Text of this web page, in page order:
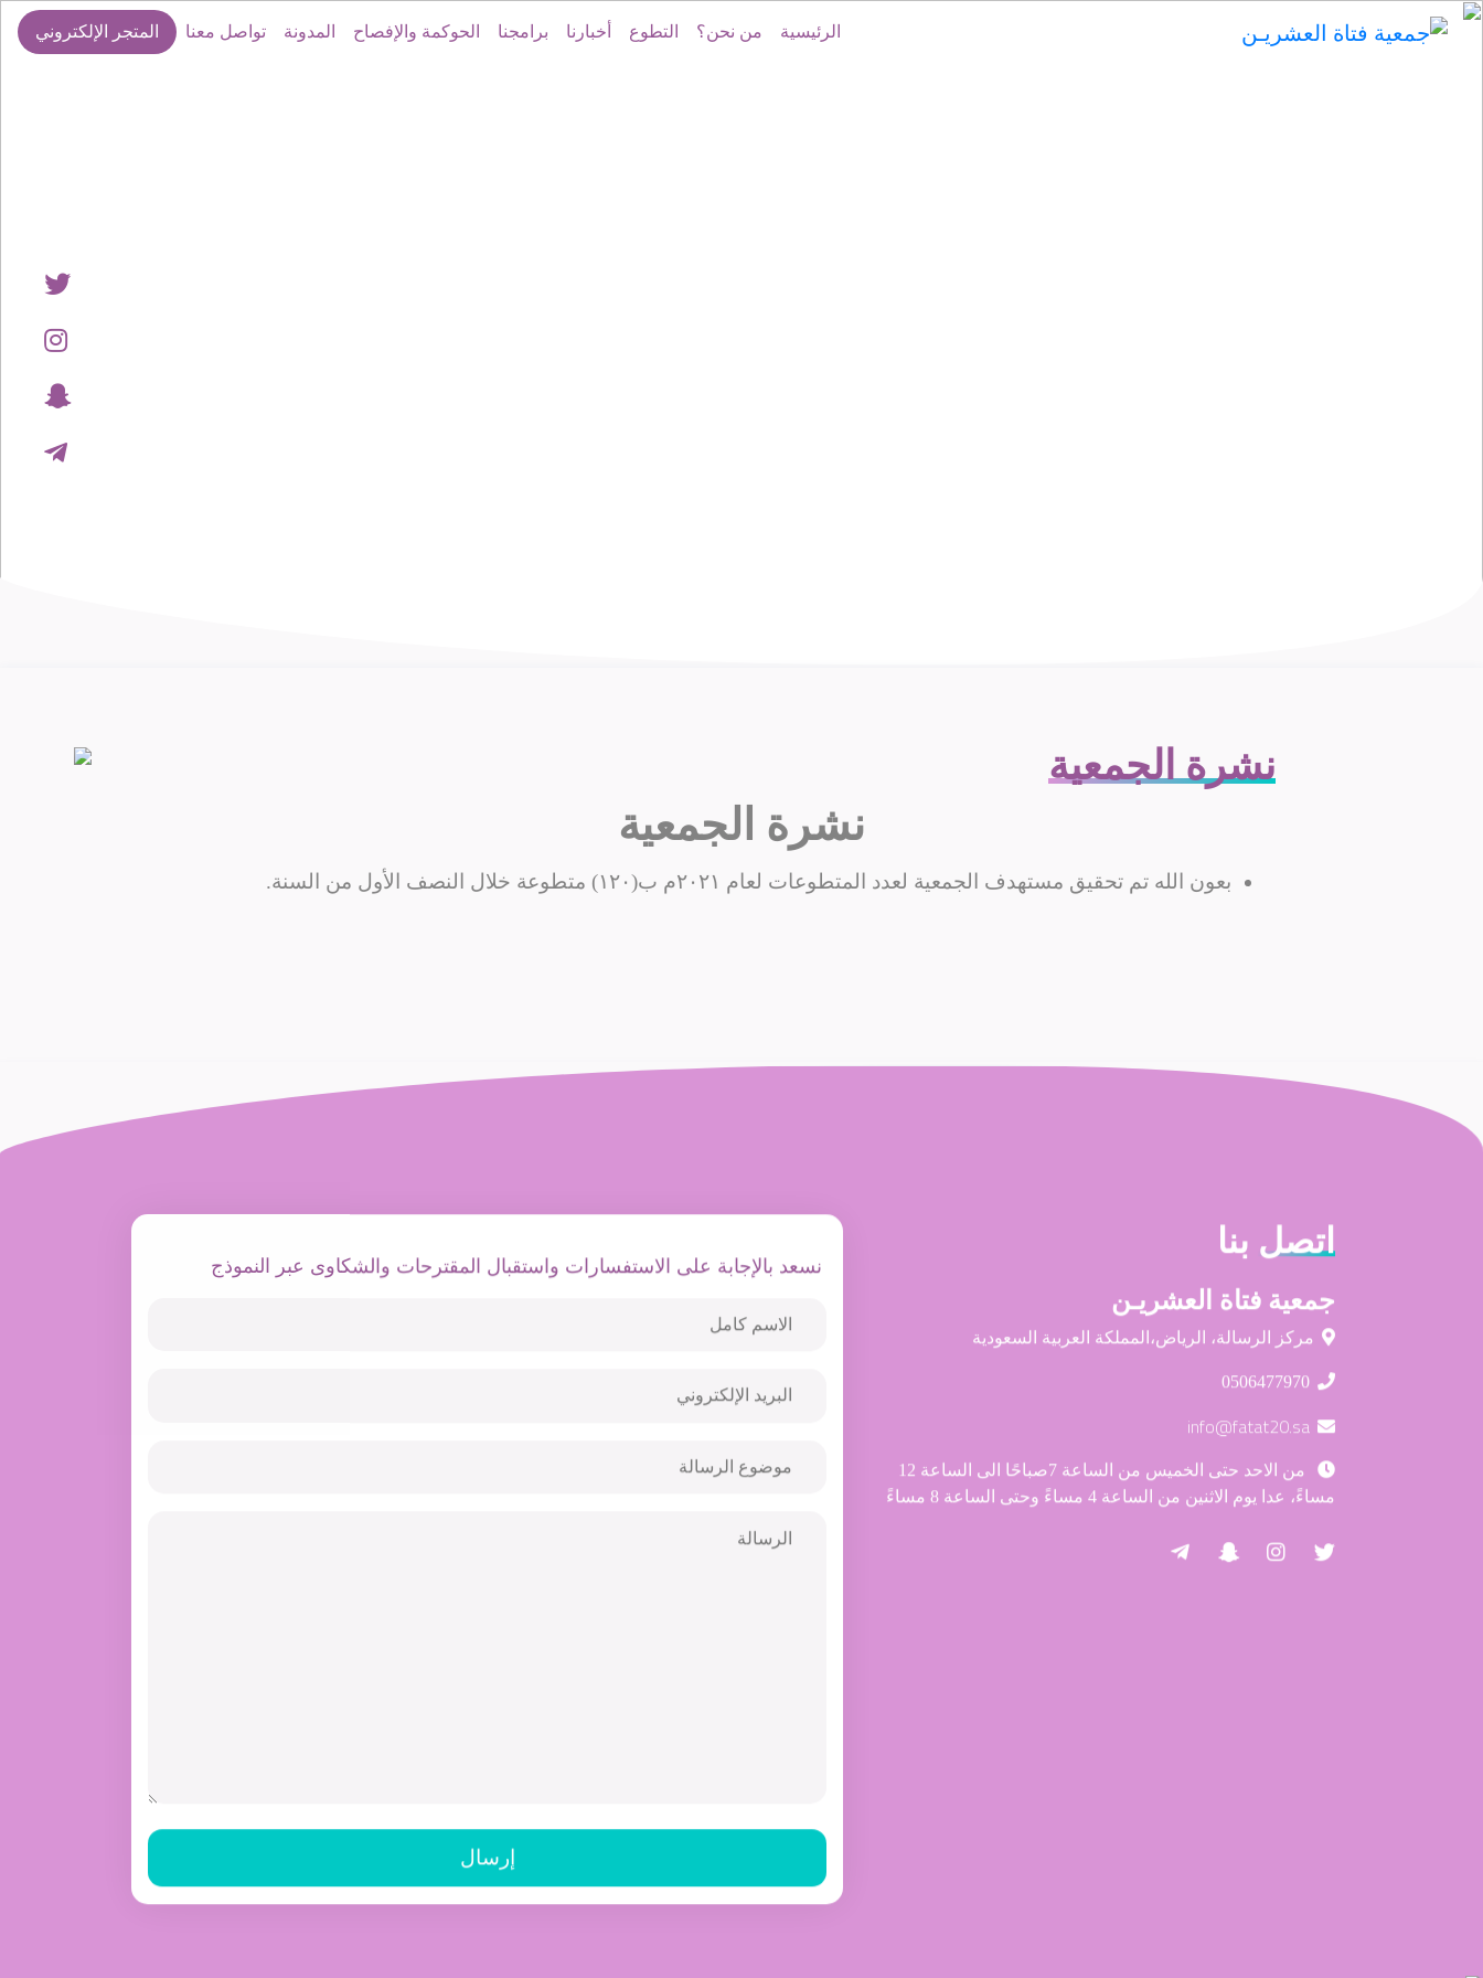
الرئيسية من نحن؟ التطوع أخبارنا برامجنا الحوكمة والإفصاح المدونة تواصل معنا المتجر الإلكتروني
نشرة الجمعية
نشرة الجمعية
بعون الله تم تحقيق مستهدف الجمعية لعدد المتطوعات لعام ٢٠٢١م ب(١٢٠) متطوعة خلال النصف الأول من السنة.
اتصل بنا
جمعية فتاة العشريـن
مركز الرسالة، الرياض،المملكة العربية السعودية
0506477970
info@fatat20.sa
من الاحد حتى الخميس من الساعة 7صباحًا الى الساعة 12
مساءً، عدا يوم الاثنين من الساعة 4 مساءً وحتى الساعة 8 مساءً
نسعد بالإجابة على الاستفسارات واستقبال المقترحات والشكاوى عبر النموذج